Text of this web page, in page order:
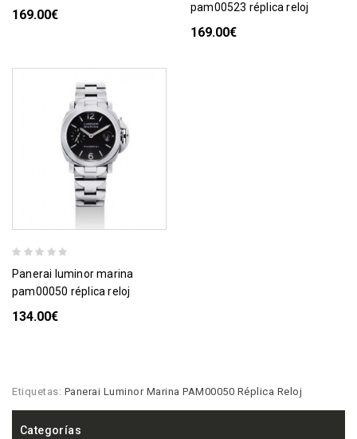
169.00€
pam00523 réplica reloj
169.00€
panerai luminor marina
pam00050 réplica reloj
134.00€
Etiquetas: Panerai Luminor Marina PAM00050 Réplica Reloj
Categorías